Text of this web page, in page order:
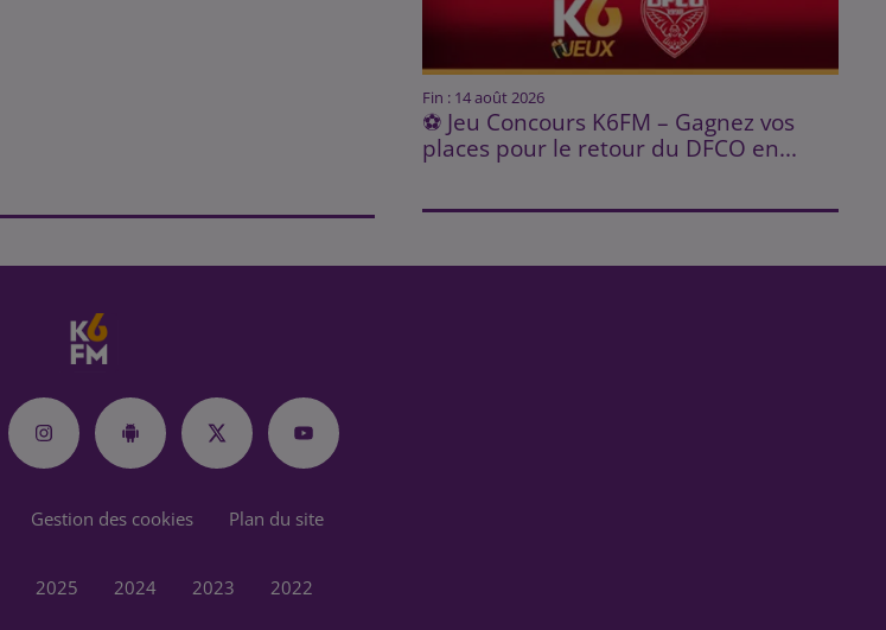
Fin : 14 août 2026
⚽ Jeu Concours K6FM – Gagnez vos
places pour le retour du DFCO en...
Gestion des cookies Plan du site
2025 2024 2023 2022